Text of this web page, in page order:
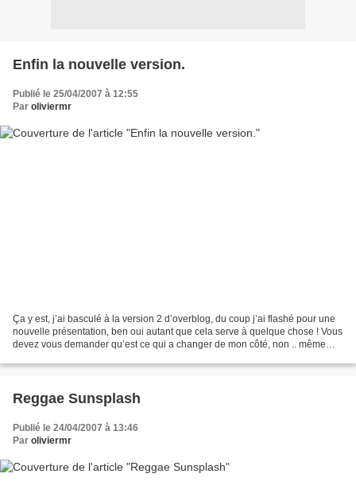
Enfin la nouvelle version.
Publié le 25/04/2007 à 12:55
Par oliviermr
Ça y est, j’ai basculé à la version 2 d’overblog, du coup j’ai flashé pour une
nouvelle présentation, ben oui autant que cela serve à quelque chose ! Vous
devez vous demander qu’est ce qui a changer de mon côté, non .. même
Reggae Sunsplash
Publié le 24/04/2007 à 13:46
Par oliviermr